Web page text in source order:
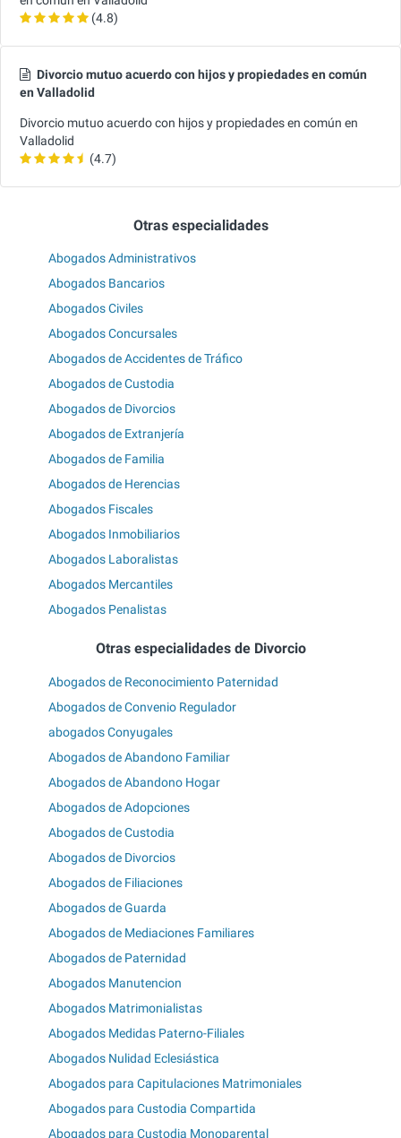
(4.8)
Divorcio mutuo acuerdo con hijos y propiedades en común
en Valladolid
Divorcio mutuo acuerdo con hijos y propiedades en común en
Valladolid
(4.7)
Otras especialidades
Abogados Administrativos
Abogados Bancarios
Abogados Civiles
Abogados Concursales
Abogados de Accidentes de Tráfico
Abogados de Custodia
Abogados de Divorcios
Abogados de Extranjería
Abogados de Familia
Abogados de Herencias
Abogados Fiscales
Abogados Inmobiliarios
Abogados Laboralistas
Abogados Mercantiles
Abogados Penalistas
Otras especialidades de Divorcio
Abogados de Reconocimiento Paternidad
Abogados de Convenio Regulador
abogados Conyugales
Abogados de Abandono Familiar
Abogados de Abandono Hogar
Abogados de Adopciones
Abogados de Custodia
Abogados de Divorcios
Abogados de Filiaciones
Abogados de Guarda
Abogados de Mediaciones Familiares
Abogados de Paternidad
Abogados Manutencion
Abogados Matrimonialistas
Abogados Medidas Paterno-Filiales
Abogados Nulidad Eclesiástica
Abogados para Capitulaciones Matrimoniales
Abogados para Custodia Compartida
Abogados para Custodia Monoparental